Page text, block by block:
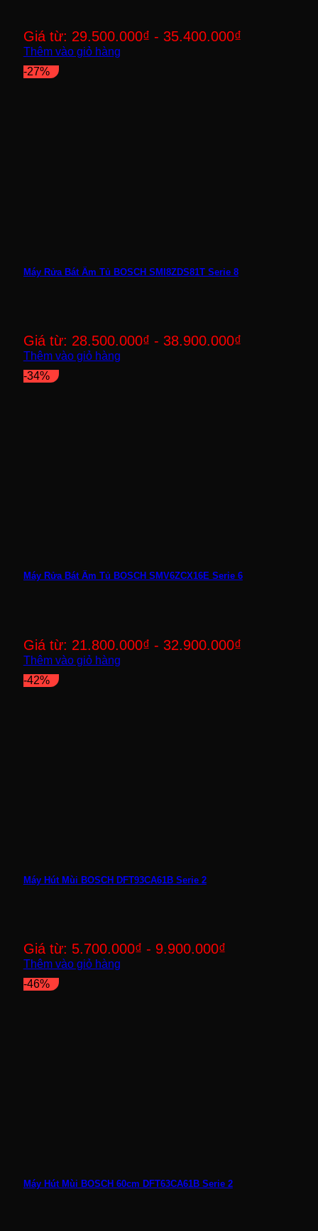
Giá từ: 29.500.000₫ - 35.400.000₫
Thêm vào giỏ hàng
-27%
Máy Rửa Bát Âm Tủ BOSCH SMI8ZDS81T Serie 8
Giá từ: 28.500.000₫ - 38.900.000₫
Thêm vào giỏ hàng
-34%
Máy Rửa Bát Âm Tủ BOSCH SMV6ZCX16E Serie 6
Giá từ: 21.800.000₫ - 32.900.000₫
Thêm vào giỏ hàng
-42%
Máy Hút Mùi BOSCH DFT93CA61B Serie 2
Giá từ: 5.700.000₫ - 9.900.000₫
Thêm vào giỏ hàng
-46%
Máy Hút Mùi BOSCH 60cm DFT63CA61B Serie 2